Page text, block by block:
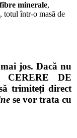
fibre minerale,
, totul într-o masă de
jos. Dacă nu
CERERE DE
trimiteți direct
se vor trata cu